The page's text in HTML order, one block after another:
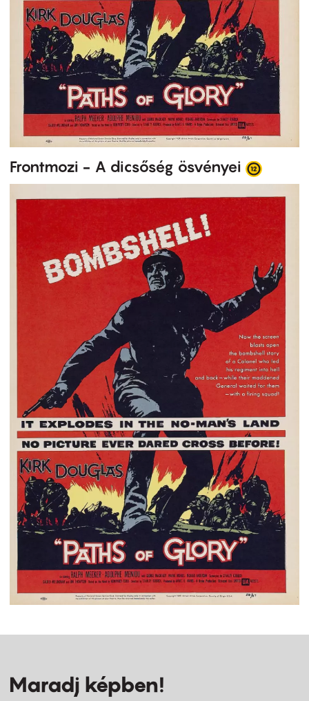
Frontmozi - A dicsőség ösvényei
Maradj képben!